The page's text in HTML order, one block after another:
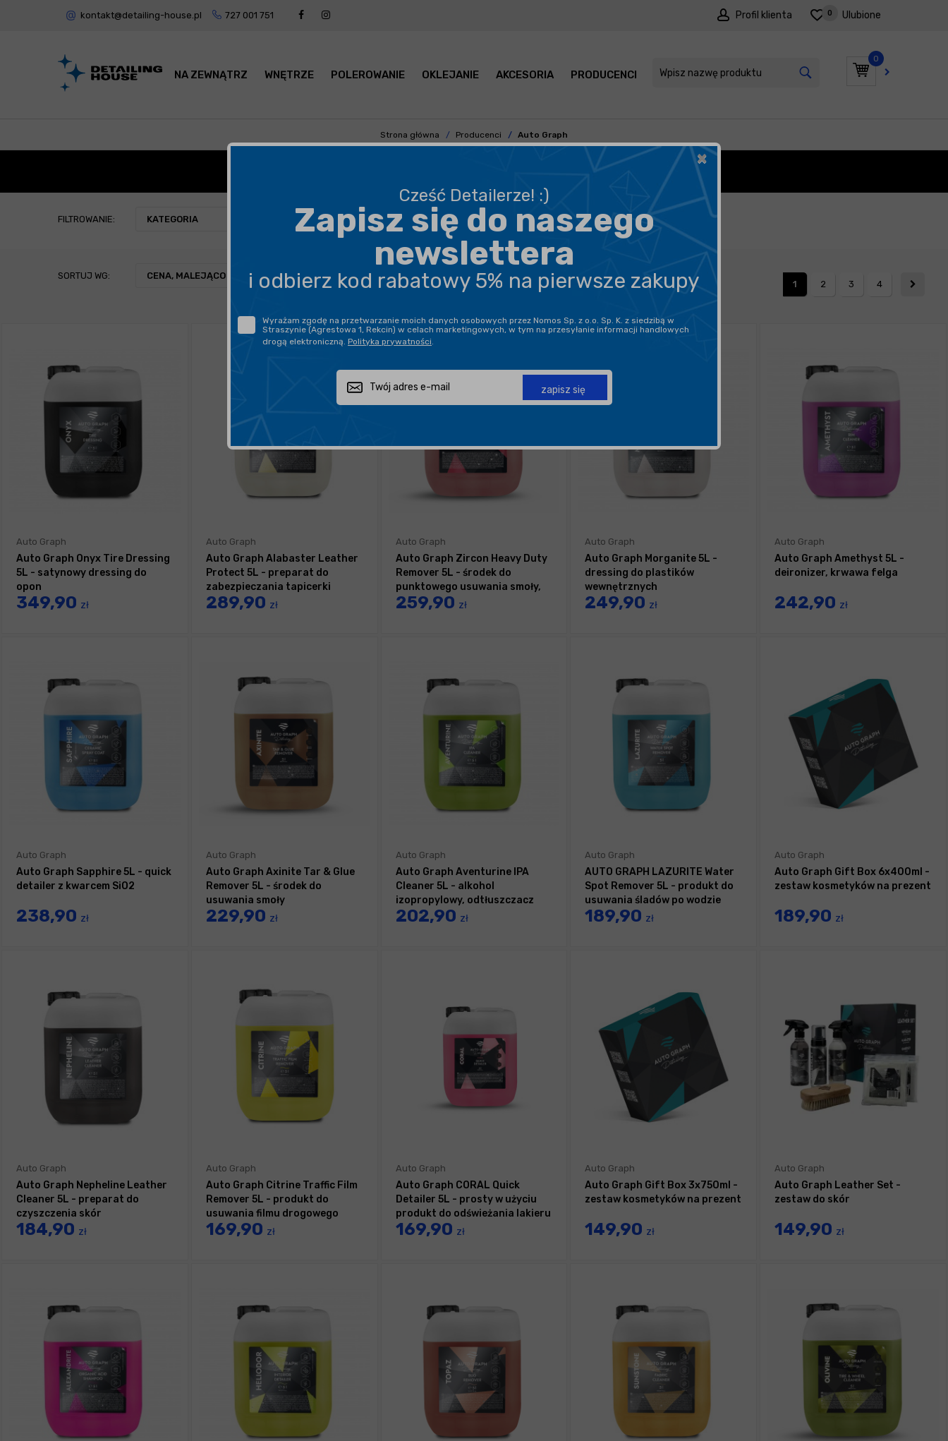
kontakt@detailing-house.pl 727 001 751 Profil klienta Ulubione
0
0
NA ZEWNĄTRZ WNĘTRZE POLEROWANIE OKLEJANIE AKCESORIA PRODUCENCI PROMOCJE
Strona główna Producenci Auto Graph
AUTO GRAPH - KOSMETYKI SAMOCHODOWE
FILTROWANIE: KATEGORIA PODKATEGORIA CENA
SORTUJ WG: CENA, MALEJĄCO POKAŻ PO:
21
1
2 3 4
Auto Graph
Auto Graph Onyx Tire Dressing
5L - satynowy dressing do
opon
349,90 zł
Auto Graph
Auto Graph Alabaster Leather
Protect 5L - preparat do
zabezpieczania tapicerki
skórzanej
289,90 zł
Auto Graph
Auto Graph Zircon Heavy Duty
Remover 5L - środek do
punktowego usuwania smoły,
żywicy
259,90 zł
Auto Graph
Auto Graph Morganite 5L -
dressing do plastików
wewnętrznych
249,90 zł
Auto Graph
Auto Graph Amethyst 5L -
deironizer, krwawa felga
242,90 zł
Auto Graph
Auto Graph Sapphire 5L - quick
detailer z kwarcem SiO2
238,90 zł
Auto Graph
Auto Graph Axinite Tar & Glue
Remover 5L - środek do
usuwania smoły
229,90 zł
Auto Graph
Auto Graph Aventurine IPA
Cleaner 5L - alkohol
izopropylowy, odtłuszczacz
202,90 zł
Auto Graph
AUTO GRAPH LAZURITE Water
Spot Remover 5L - produkt do
usuwania śladów po wodzie
189,90 zł
Auto Graph
Auto Graph Gift Box 6x400ml -
zestaw kosmetyków na prezent
189,90 zł
Auto Graph
Auto Graph Nepheline Leather
Cleaner 5L - preparat do
czyszczenia skór
184,90 zł
Auto Graph
Auto Graph Citrine Traffic Film
Remover 5L - produkt do
usuwania filmu drogowego
169,90 zł
Auto Graph
Auto Graph CORAL Quick
Detailer 5L - prosty w użyciu
produkt do odświeżania lakieru
169,90 zł
Auto Graph
Auto Graph Gift Box 3x750ml -
zestaw kosmetyków na prezent
149,90 zł
Auto Graph
Auto Graph Leather Set -
zestaw do skór
149,90 zł
×
Cześć Detailerze! :)
Zapisz się do naszego
newslettera
i odbierz kod rabatowy 5% na pierwsze zakupy
Wyrażam zgodę na przetwarzanie moich danych osobowych przez Nomos Sp. z o.o. Sp. K. z siedzibą w
Straszynie (Agrestowa 1, Rekcin) w celach marketingowych, w tym na przesyłanie informacji handlowych
drogą elektroniczną. Polityka prywatności
zapisz się